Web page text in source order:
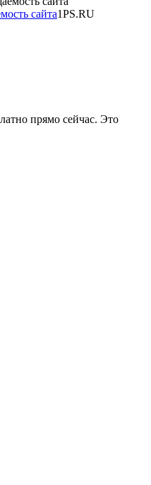
сайта1PS.RU
прямо сейчас. Это